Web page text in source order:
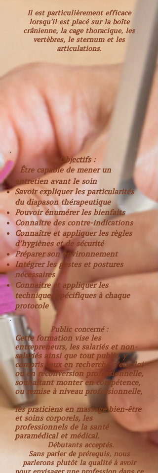
Il est particulièrement efficace
lorsqu'il est placé sur la boîte
crânienne, la cage thoracique, les
vertèbres, le sternum et les
articulations.
Objectifs :
Être capable de mener un
entretien avant le soin
Savoir expliquer les particularités
du diapason thérapeutique
Pouvoir énumérer les bienfaits
Connaître des contre-indications
Connaître et appliquer les règles
d’hygiènes et de sécurité
Préparer son environnement
Intégrer les gestes et postures
nécessaires
Connaitre et appliquer les
techniques spécifiques à chaque
protocole
Public concerné :
Cette formation vise les
entrepreneurs, les salariés et non-
salariés ainsi que tout public, y
compris ceux en recherche d’emploi
ou en reconversion professionnelle,
souhaitant monter en compétence,
ou remise à niveau professionnelle,
les praticiens en massage bien-être
et soins corporels, les
professionnels de la santé
paramédical et médical.
Débutants acceptés.
Sans parler de prérequis, nous
parlerons plutôt la qualité à avoir